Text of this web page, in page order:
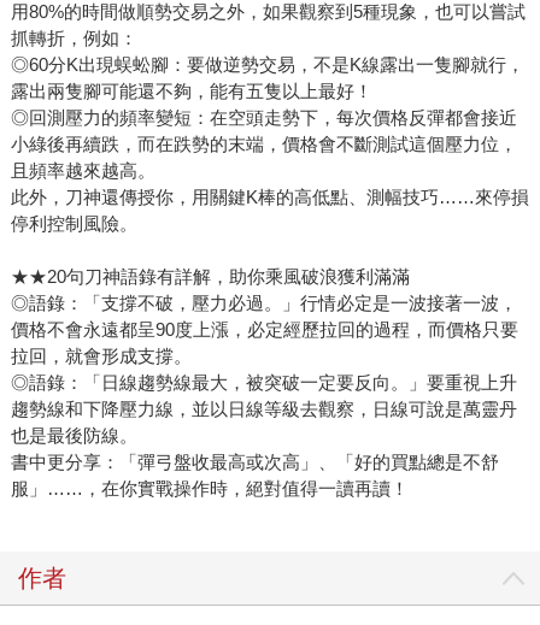
用80%的時間做順勢交易之外，如果觀察到5種現象，也可以嘗試
抓轉折，例如：
◎60分K出現蜈蚣腳：要做逆勢交易，不是K線露出一隻腳就行，
露出兩隻腳可能還不夠，能有五隻以上最好！
◎回測壓力的頻率變短：在空頭走勢下，每次價格反彈都會接近
小綠後再續跌，而在跌勢的末端，價格會不斷測試這個壓力位，
且頻率越來越高。
此外，刀神還傳授你，用關鍵K棒的高低點、測幅技巧……來停損
停利控制風險。
★★20句刀神語錄有詳解，助你乘風破浪獲利滿滿
◎語錄：「支撐不破，壓力必過。」行情必定是一波接著一波，
價格不會永遠都呈90度上漲，必定經歷拉回的過程，而價格只要
拉回，就會形成支撐。
◎語錄：「日線趨勢線最大，被突破一定要反向。」要重視上升
趨勢線和下降壓力線，並以日線等級去觀察，日線可說是萬靈丹
也是最後防線。
書中更分享：「彈弓盤收最高或次高」、「好的買點總是不舒
服」……，在你實戰操作時，絕對值得一讀再讀！
作者